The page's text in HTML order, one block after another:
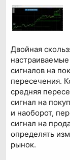
Двойная
сигналов на
пересечения.
средняя
сигнал на
и наоборот,
сигнал на
определять
рынок.